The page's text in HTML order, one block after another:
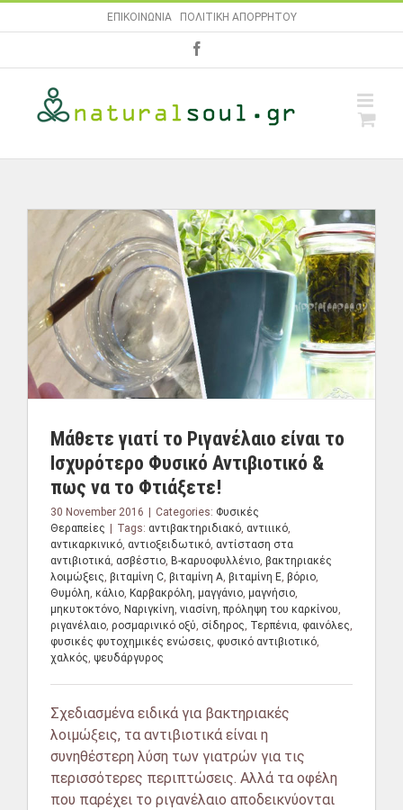
to
ΕΠΙΚΟΙΝΩΝΙΑ| ΠΟΛΙΤΙΚΗ ΑΠΟΡΡΗΤΟΥ
Μάθετε γιατί το Ριγανέλαιο είναι το
Ισχυρότερο Φυσικό Αντιβιοτικό &
πως να το Φτιάξετε!
30 November 2016 Categories: Φυσικές
Θεραπείες
Tags: αντιβακτηριδιακό, αντιιικό,
αντικαρκινικό, αντιοξειδωτικό, αντίσταση στα
αντιβιοτικά, ασβέστιο, Β-καρυοφυλλένιο, βακτηριακές
λοιμώξεις, βιταμίνη C, βιταμίνη Α, βιταμίνη Ε, βόριο,
Θυμόλη, κάλιο, Καρβακρόλη, μαγγάνιο, μαγνήσιο,
μηκυτοκτόνο, Ναριγκίνη, νιασίνη,πρόληψη του καρκίνου,
ριγανέλαιο, ροσμαρινικό οξύ, σίδηρος, Τερπένια, φαινόλες,
φυσικές φυτοχημικές ενώσεις, φυσικό αντιβιοτικό,
χαλκός, ψευδάργυρος
Σχεδιασμένα ειδικά για βακτηριακές
λοιμώξεις, τα αντιβιοτικά είναι η
συνηθέστερη λύση των γιατρών για τις
περισσότερες περιπτώσεις. Αλλά τα οφέλη
που παρέχει το ριγανέλαιο αποδεικνύονται